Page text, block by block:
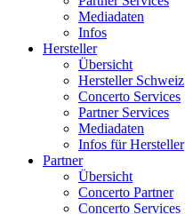
Mediadaten
Infos
Hersteller
Übersicht
Hersteller Schweiz
Concerto Services
Partner Services
Mediadaten
Infos für Hersteller
Partner
Übersicht
Concerto Partner
Concerto Services